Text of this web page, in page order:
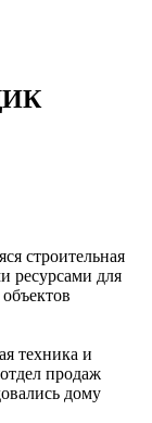
строительная
ресурсами для
техника и
продаж
дому